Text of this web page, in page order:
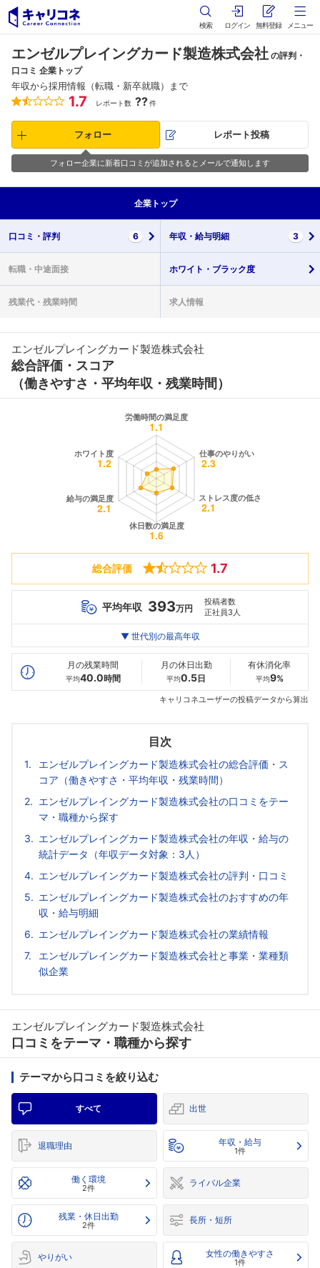
検索 ログイン 無料登録 メニュー
エンゼルプレイングカード製造株式会社 の評判・
口コミ 企業トップ
年収から採用情報（転職・新卒就職）まで
1.7 レポート数 ??件
フォロー レポート投稿
フォロー企業に新着口コミが追加されるとメールで通知します
企業 トップ
口コミ・ 評判 6 年収・ 給与明細 3
転職・ 中途面接 ホワイト・ ブラック度
残業代・ 残業時間 求人情報
エンゼルプレイングカード製造株式会社
総合評価・スコア
（働きやすさ・平均年収・残業時間）
総合評価 1.7
平均年収 393万円
投稿者数
正社員3人
最高年収
20代
468万
30代
--万
--万
▼ 世代別の最高年収
月の残業時間
平均40.0時間
月の休日出勤
平均0.5日
有休消化率
平均9%
キャリコネユーザーの投稿データから算出
目次
エンゼルプレイングカード製造株式会社の総合評価・ス
コア（働きやすさ・平均年収・残業時間）
エンゼルプレイングカード製造株式会社の口コミをテー
マ・職種から探す
エンゼルプレイングカード製造株式会社の年収・給与の
統計データ（年収データ対象：3人）
エンゼルプレイングカード製造株式会社の評判・口コミ
エンゼルプレイングカード製造株式会社のおすすめの年
収・給与明細
エンゼルプレイングカード製造株式会社の業績情報
エンゼルプレイングカード製造株式会社と事業・業種類
似企業
エンゼルプレイングカード製造株式会社
口コミをテーマ・職種から探す
テーマから口コミを絞り込む
すべて 出世
退職理由 年収・給与
1件
働く環境
2件 ライバル企業
残業・休日出勤
2件 長所・短所
やりがい 女性の働きやすさ
1件